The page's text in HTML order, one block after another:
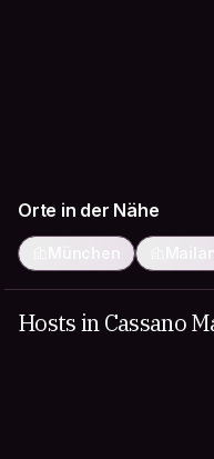
Orte in der Nähe
München
Hosts in Cassano